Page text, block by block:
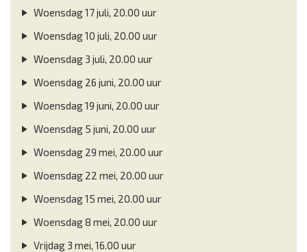
Woensdag 17 juli, 20.00 uur
Woensdag 10 juli, 20.00 uur
Woensdag 3 juli, 20.00 uur
Woensdag 26 juni, 20.00 uur
Woensdag 19 juni, 20.00 uur
Woensdag 5 juni, 20.00 uur
Woensdag 29 mei, 20.00 uur
Woensdag 22 mei, 20.00 uur
Woensdag 15 mei, 20.00 uur
Woensdag 8 mei, 20.00 uur
Vrijdag 3 mei, 16.00 uur